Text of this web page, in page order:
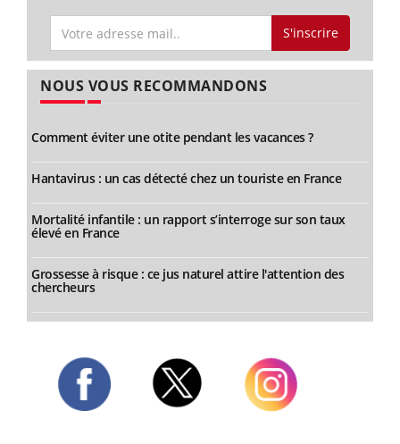
S'inscrire
NOUS VOUS RECOMMANDONS
Comment éviter une otite pendant les vacances ?
Hantavirus : un cas détecté chez un touriste en France
Mortalité infantile : un rapport s’interroge sur son taux
élevé en France
Grossesse à risque : ce jus naturel attire l'attention des
chercheurs